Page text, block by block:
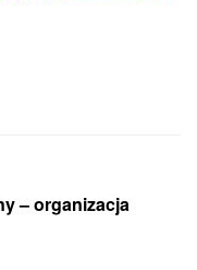
– organizacja